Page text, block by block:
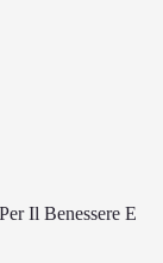
Il Benessere E